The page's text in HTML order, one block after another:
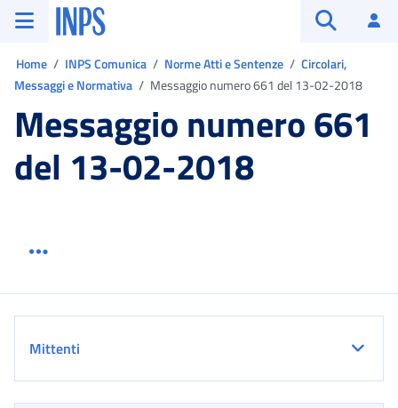
Vai al menu principale
Vai al contenuto principale
Vai al pie' di pagina
INPS ()
Home INPS Comunica Norme Atti e Sentenze
Circolari,
Messaggi e Normativa
Messaggio numero 661 del 13-02-2018
Messaggio numero 661
del 13-02-2018
Mittenti